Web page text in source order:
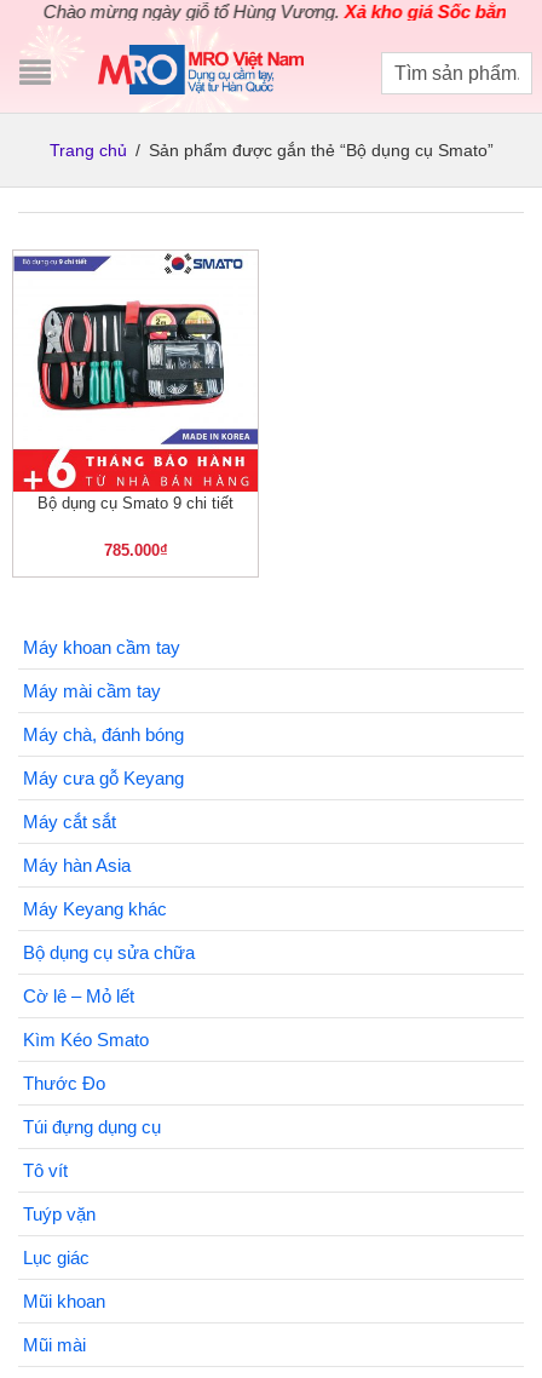
Chào mừng ngày giỗ tổ Hùng Vương.Xả kho giá Sốc bằng giá
Trang chủ / Sản phẩm được gắn thẻ “Bộ dụng cụ Smato”
Bộ dụng cụ Smato 9 chi tiết
785.000₫
Máy khoan cầm tay
Máy mài cầm tay
Máy chà, đánh bóng
Máy cưa gỗ Keyang
Máy cắt sắt
Máy hàn Asia
Máy Keyang khác
Bộ dụng cụ sửa chữa
Cờ lê – Mỏ lết
Kìm Kéo Smato
Thước Đo
Túi đựng dụng cụ
Tô vít
Tuýp vặn
Lục giác
Mũi khoan
Mũi mài